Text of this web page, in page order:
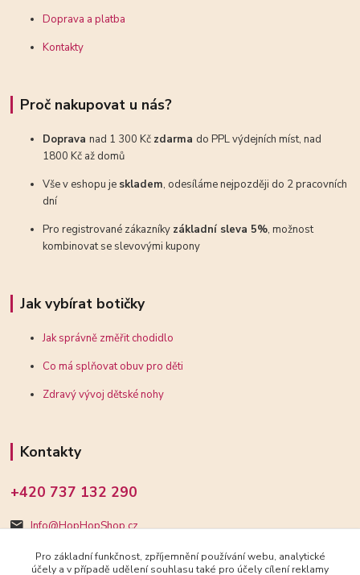
Doprava a platba
Kontakty
Proč nakupovat u nás?
Dopravanad 1 300 Kč zdarma do PPL výdejních míst, nad
1800 Kč až domů
Vše v eshopu je skladem, odesíláme nejpozději do 2 pracovních
dní
Pro registrované zákazníky základní sleva 5%, možnost
kombinovat se slevovými kupony
Jak vybírat botičky
Jak správně změřit chodidlo
Co má splňovat obuv pro děti
Zdravý vývoj dětské nohy
Kontakty
+420 737 132 290
Info@HopHopShop.cz
Pro základní funkčnost, zpříjemnění používání webu, analytické
účely a v případě udělení souhlasu také pro účely cílení reklamy